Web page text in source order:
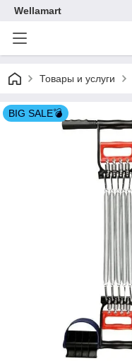
Wellamart
Товары и услуги
BIG SALE💣